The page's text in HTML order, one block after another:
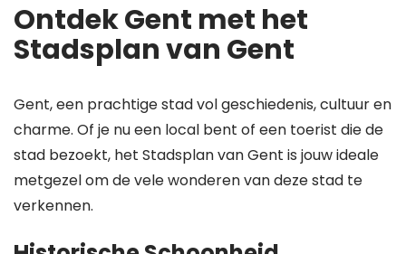
Ontdek Gent met het
Stadsplan van Gent
Gent, een prachtige stad vol geschiedenis, cultuur en
charme. Of je nu een local bent of een toerist die de
stad bezoekt, het Stadsplan van Gent is jouw ideale
metgezel om de vele wonderen van deze stad te
verkennen.